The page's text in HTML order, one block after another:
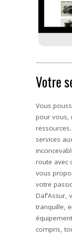
Votre
Vous
pour vous,
services
route avec
vous
votre
Daf’Assur,
tranquille,
compris,